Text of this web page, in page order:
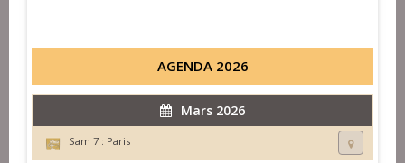
AGENDA 2026
Mars 2026
Sam 7 : Paris